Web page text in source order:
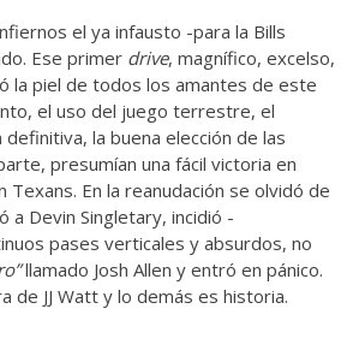
el ya infausto -para la Bills
Ese primer drive, magnífico, excelso,
la piel de todos los amantes de este
el uso del juego terrestre, el
la buena elección de las
presumían una fácil victoria en
En la reanudación se olvidó de
Devin Singletary, incidió -
pases verticales y absurdos, no
llamado Josh Allen y entró en pánico.
de JJ Watt y lo demás es historia.